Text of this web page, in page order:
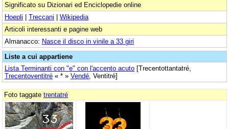
Significato su Dizionari ed Enciclopedie online
Hoepli | Treccani | Wikipedia
Articoli interessanti e pagine web
Almanacco: Nasce il disco in vinile‎ a 33 giri
Liste a cui appartiene
Lista Terminanti con "e" con l'accento acuto [Trecentottantatré,
Trecentoventitré « * » Vendé , Ventitré]
Foto taggate trentatré